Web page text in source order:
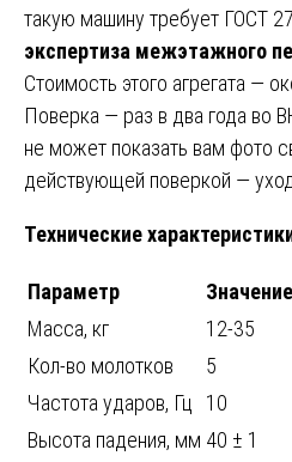
такую машину требует ГОСТ
экспертиза межэтажного
Стоимость этого агрегата —
Поверка — раз в два года во
не может показать вам фото
действующей поверкой —
Технические
Параметр
Значение
Масса, кг
12-35
Кол-во молотков
5
Частота ударов, Гц
10
Высота падения, мм 40 ± 1